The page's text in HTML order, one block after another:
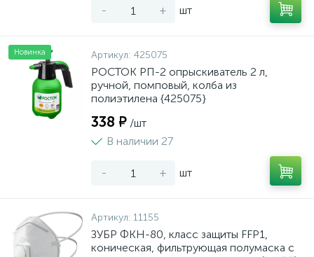
- + шт
Новинка Артикул: 425075
РОСТОК РП-2 опрыскиватель 2 л,
ручной, помповый, колба из
полиэтилена {425075}
338 ₽ /шт
В наличии 27
- + шт
Артикул: 11155
ЗУБР ФКН-80, класс защиты FFP1,
коническая, фильтрующая полумаска с